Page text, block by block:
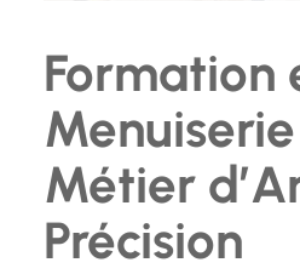
Formation
Métier
Précision